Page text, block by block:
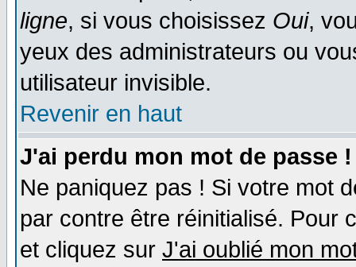
ligne, si vous choisissez Oui,
yeux des administrateurs ou
utilisateur invisible.
Revenir en haut
J'ai perdu mon mot de passe !
Ne paniquez pas ! Si votre mot
par contre être réinitialisé. Pour
et cliquez sur J'ai oublié mon